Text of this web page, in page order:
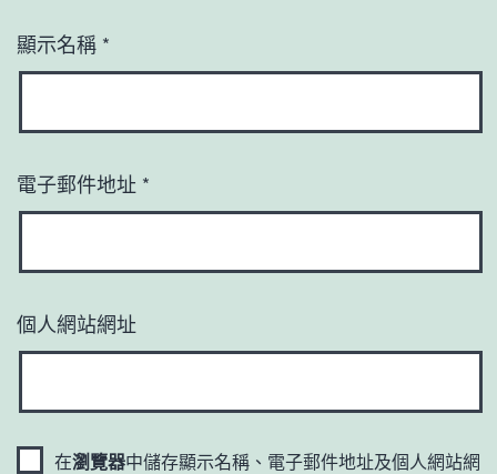
顯示名稱 *
電子郵件地址 *
個人網站網址
在瀏覽器中儲存顯示名稱、電子郵件地址及個人網站網